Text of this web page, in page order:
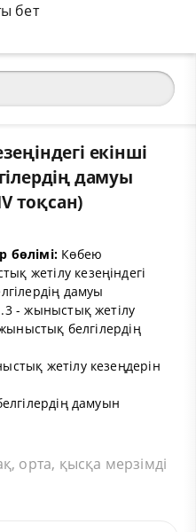
екінші
дамуы
тоқсан)
бөлімі:Көбею
жетілу кезеңіндегі
дамуы
- жыныстық жетілу
жыныстық белгілердің
жетілу кезеңдерін
дамуын
қысқа мерзімді